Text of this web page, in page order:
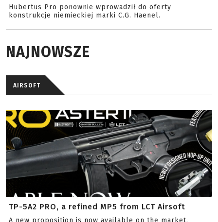
Hubertus Pro ponownie wprowadził do oferty
konstrukcje niemieckiej marki C.G. Haenel.
NAJNOWSZE
AIRSOFT
TP-5A2 PRO, a refined MP5 from LCT Airsoft
A new proposition is now available on the market.